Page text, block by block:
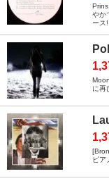
やか
ース!
に再
ピア